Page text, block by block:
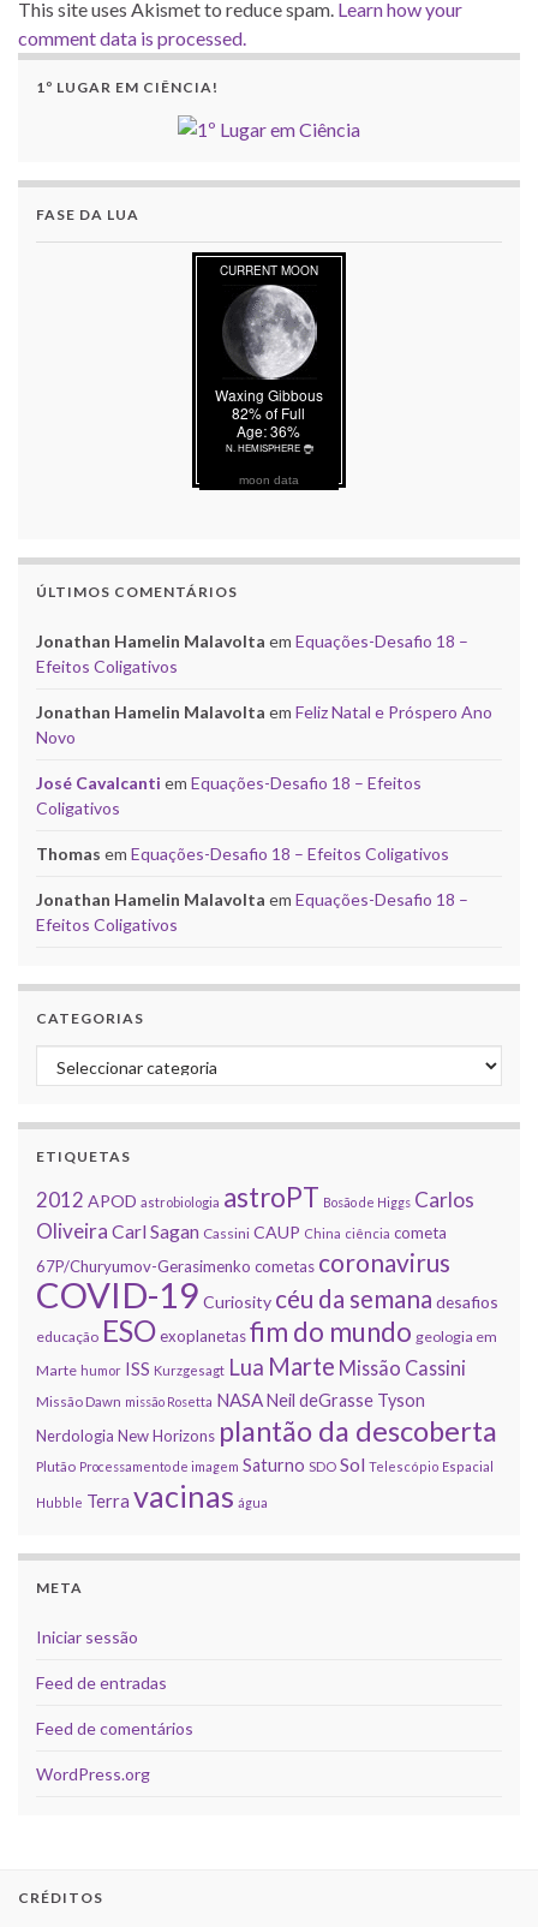
This site uses Akismet to reduce spam. Learn how your
comment data is processed.
1º LUGAR EM CIÊNCIA!
FASE DA LUA
moon data
ÚLTIMOS COMENTÁRIOS
Jonathan Hamelin Malavolta em Equações-Desafio 18 –
Efeitos Coligativos
Jonathan Hamelin Malavolta em Feliz Natal e Próspero Ano
Novo
José Cavalcanti em Equações-Desafio 18 – Efeitos
Coligativos
Thomas em Equações-Desafio 18 – Efeitos Coligativos
Jonathan Hamelin Malavolta em Equações-Desafio 18 –
Efeitos Coligativos
CATEGORIAS
Categorias
ETIQUETAS
2012 APOD astrobiologia astroPT Bosão de Higgs Carlos
Oliveira Carl Sagan Cassini CAUP China ciência cometa
67P/Churyumov-Gerasimenko cometas coronavirus
COVID-19 Curiosity céu da semana desafios
educação ESOexoplanetasfim do mundo geologia em
Marte humor ISS Kurzgesagt Lua Marte Missão Cassini
Missão Dawn missão Rosetta NASA Neil deGrasse Tyson
Nerdologia New Horizons plantão da descoberta
Plutão Processamento de imagem Saturno SDO Sol Telescópio Espacial
Hubble Terra vacinas água
META
Iniciar sessão
Feed de entradas
Feed de comentários
WordPress.org
CRÉDITOS